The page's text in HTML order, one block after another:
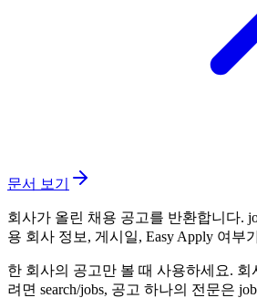
문서 보기
회사가 올린 채용 공고를 반환합니다.
용 회사 정보, 게시일, Easy Apply 여부
한 회사의 공고만 볼 때 사용하세요. 회
려면 search/jobs, 공고 하나의 전문은